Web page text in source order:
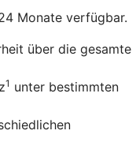
Monate verfügbar.
über die gesamte
1 unter bestimmten